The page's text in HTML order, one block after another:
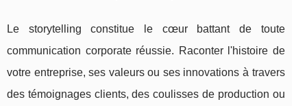
Le storytelling constitue le cœur battant de toute
communication corporate réussie. Raconter l'histoire de
votre entreprise, ses valeurs ou ses innovations à travers
des témoignages clients, des coulisses de production ou